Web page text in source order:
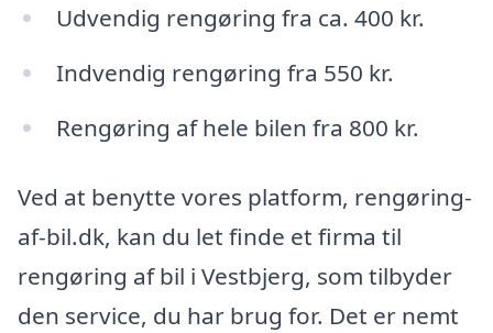
Udvendig rengøring fra ca. 400 kr.
Indvendig rengøring fra 550 kr.
Rengøring af hele bilen fra 800 kr.
Ved at benytte vores platform, rengøring-
af-bil.dk, kan du let finde et firma til
rengøring af bil i Vestbjerg, som tilbyder
den service, du har brug for. Det er nemt